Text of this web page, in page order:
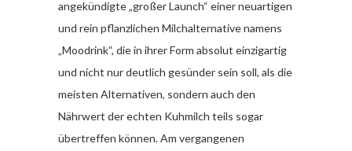
angekündigte „großer Launch“ einer neuartigen
und rein pflanzlichen Milchalternative namens
„Moodrink“, die in ihrer Form absolut einzigartig
und nicht nur deutlich gesünder sein soll, als die
meisten Alternativen, sondern auch den
Nährwert der echten Kuhmilch teils sogar
übertreffen können. Am vergangenen